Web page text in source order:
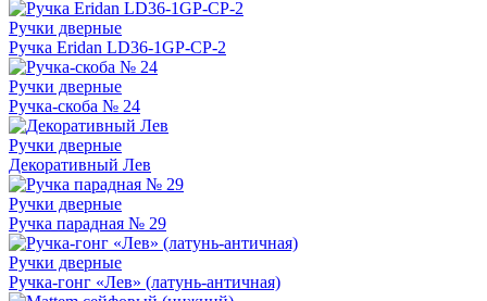
Ручки дверные
Ручка Eridan LD36-1GP-CP-2
Ручки дверные
Ручка-скоба № 24
Ручки дверные
Декоративный Лев
Ручки дверные
Ручка парадная № 29
Ручки дверные
Ручка-гонг «Лев» (латунь-античная)